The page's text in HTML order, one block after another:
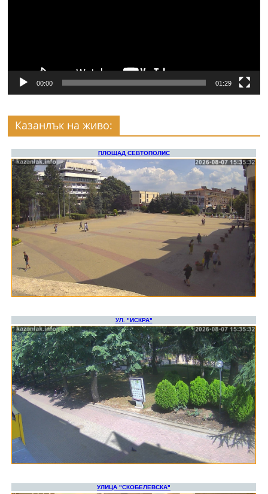
00:00 01:29
Казанлък на живо: